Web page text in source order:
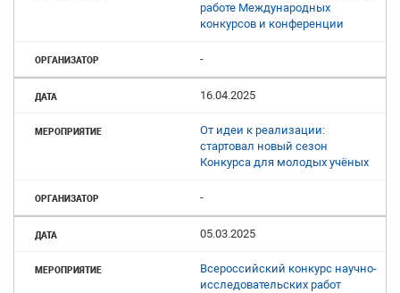
работе Международных
конкурсов и конференции
-
16.04.2025
От идеи к реализации:
стартовал новый сезон
Конкурса для молодых учёных
-
05.03.2025
Всероссийский конкурс научно-
исследовательских работ